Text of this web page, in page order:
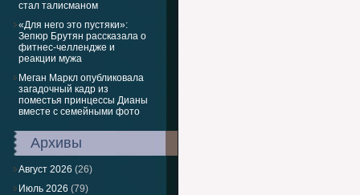
стал талисманом
«Для него это пустяки»:
Зепюр Брутян рассказала о
фитнес-челлендже и
реакции мужа
Меган Маркл опубликовала
загадочный кадр из
поместья принцессы Дианы
вместе с семейными фото
Архивы
Август 2026 (26)
Июль 2026 (79)